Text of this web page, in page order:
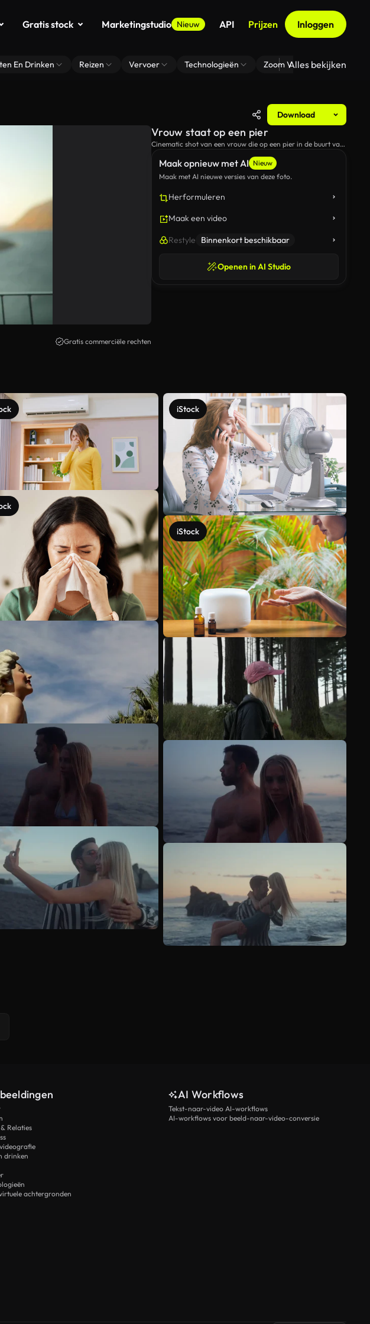
Gratis stock Marketingstudio Nieuw API Prijzen Inloggen
En Drinken Reizen Vervoer Technologieën Zoom Virtuele
Alles bekijken
Download
Gratis commerciële rechten
Maak opnieuw met AI Nieuw
Maak met AI nieuwe versies van deze foto.
Herformuleren
Maak een video
Restyle Binnenkort beschikbaar
Openen in AI Studio
Vrouw staat op een pier
Cinematic shot van een vrouw die op een pier in de buurt van
iStock
iStock
Meer bekijken
Relaties
drinken
achtergronden
AI Workflows
Tekst-naar-video AI-workflows
AI-workflows voor beeld-naar-video-conversie